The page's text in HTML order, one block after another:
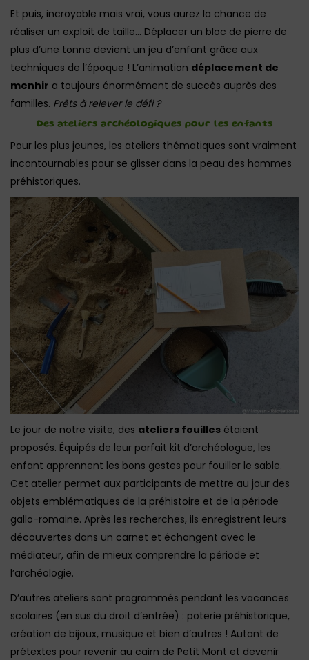
Et puis, incroyable mais vrai, vous aurez la chance de
réaliser un exploit de taille… Déplacer un bloc de pierre de
plus d’une tonne devient un jeu d’enfant grâce aux
techniques de l’époque ! L’animation déplacement de
menhir a toujours énormément de succès auprès des
familles. Prêts à relever le défi ?
Des ateliers archéologiques pour les enfants
Pour les plus jeunes, les ateliers thématiques sont vraiment
incontournables pour se glisser dans la peau des hommes
préhistoriques.
Le jour de notre visite, des ateliers fouilles étaient
proposés. Équipés de leur parfait kit d’archéologue, les
enfant apprennent les bons gestes pour fouiller le sable.
Cet atelier permet aux participants de mettre au jour des
objets emblématiques de la préhistoire et de la période
gallo-romaine. Après les recherches, ils enregistrent leurs
découvertes dans un carnet et échangent avec le
médiateur, afin de mieux comprendre la période et
l’archéologie.
D’autres ateliers sont programmés pendant les vacances
scolaires (en sus du droit d’entrée) : poterie préhistorique,
création de bijoux, musique et bien d’autres ! Autant de
prétextes pour revenir au cairn de Petit Mont et devenir